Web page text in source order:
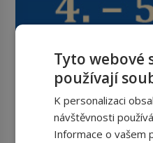
Tyto webové
používají
K personalizaci
návštěvnosti
Informace o vašem